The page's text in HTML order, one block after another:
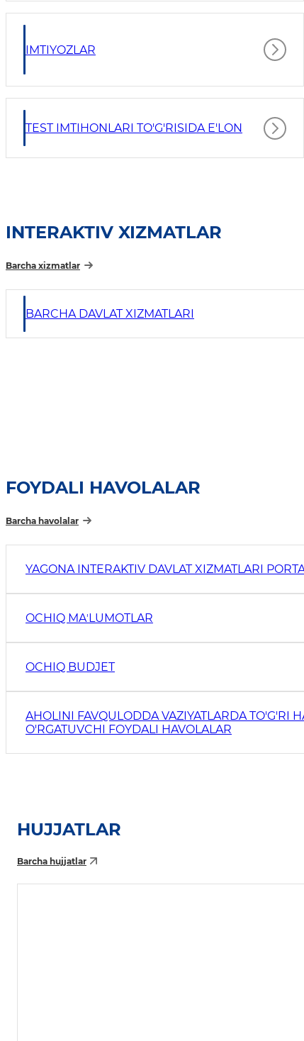
IMTIYOZLAR
TEST IMTIHONLARI TO'G'RISIDA E'LON
INTERAKTIV XIZMATLAR
Barcha xizmatlar
BARCHA DAVLAT XIZMATLARI
FOYDALI HAVOLALAR
Barcha havolalar
YAGONA INTERAKTIV DAVLAT XIZMATLARI
OCHIQ MAʼLUMOTLAR
OCHIQ BUDJET
AHOLINI FAVQULODDA VAZIYATLARDA TO'G'RI
O'RGATUVCHI FOYDALI HAVOLALAR
HUJJATLAR
Barcha hujjatlar